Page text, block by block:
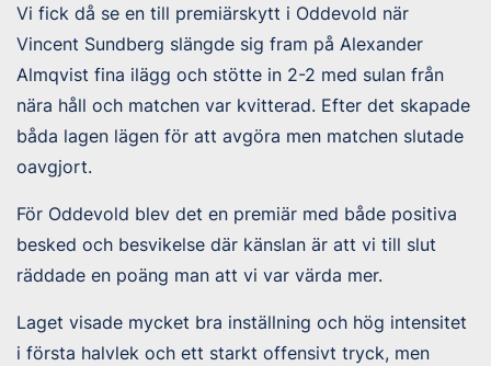
Vi fick då se en till premiärskytt i Oddevold när
Vincent Sundberg slängde sig fram på Alexander
Almqvist fina ilägg och stötte in 2-2 med sulan från
nära håll och matchen var kvitterad. Efter det skapade
båda lagen lägen för att avgöra men matchen slutade
oavgjort.
För Oddevold blev det en premiär med både positiva
besked och besvikelse där känslan är att vi till slut
räddade en poäng man att vi var värda mer.
Laget visade mycket bra inställning och hög intensitet
i första halvlek och ett starkt offensivt tryck, men